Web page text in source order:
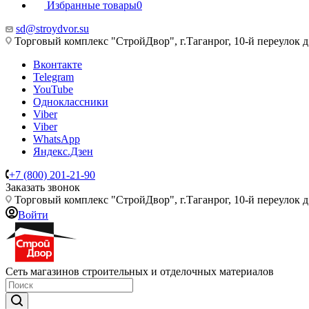
Избранные товары0
sd@stroydvor.su
Торговый комплекс "СтройДвор", г.Таганрог, 10-й переулок
Вконтакте
Telegram
YouTube
Одноклассники
Viber
Viber
WhatsApp
Яндекс.Дзен
+7 (800) 201-21-90
Заказать звонок
Торговый комплекс "СтройДвор", г.Таганрог, 10-й переулок
Войти
Сеть магазинов строительных и отделочных материалов